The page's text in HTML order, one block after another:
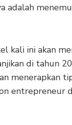
adalah
kali ini akan
di tahun
menerapkan
entrepreneur